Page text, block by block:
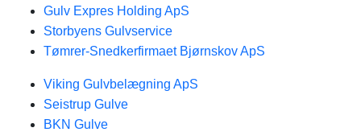
Gulv Expres Holding ApS
Storbyens Gulvservice
Tømrer-Snedkerfirmaet Bjørnskov ApS
Viking Gulvbelægning ApS
Seistrup Gulve
BKN Gulve